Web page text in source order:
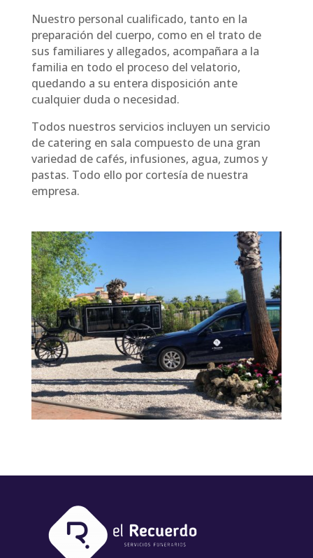
Nuestro personal cualificado, tanto en la
preparación del cuerpo, como en el trato de
sus familiares y allegados, acompañara a la
familia en todo el proceso del velatorio,
quedando a su entera disposición ante
cualquier duda o necesidad.
Todos nuestros servicios incluyen un servicio
de catering en sala compuesto de una gran
variedad de cafés, infusiones, agua, zumos y
pastas. Todo ello por cortesía de nuestra
empresa.